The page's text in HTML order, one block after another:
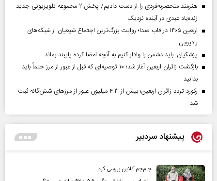
هنرمند منحصر‌به‌فردی را از دست دادیم/ پخش ۲ مجموعه تلویزیونی جدید
زنده‌یاد عبدی در آینده نزدیک
اربعین ۱۴۰۵ در قاب صدا؛ روایت بزرگ‌ترین اجتماع شیعیان از شبکه‌های
رادیویی
پزشکیان: باید دشمن را وادار کنیم به آنچه امضا کرده پایبند بماند
بازگشت زائران اربعین آغاز شد؛ ۱۰ توصیه‌ای که قبل از عبور از مرز حتماً باید
بدانید
رکورد تردد زائران اربعین؛ بیش از ۴.۳ میلیون عبور از مرزهای شش‌گانه ثبت
شد
پیشنهاد سردبیر
جام‌جم آنلاین بررسی کرد